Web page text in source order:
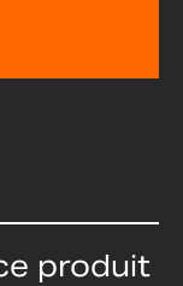
produit